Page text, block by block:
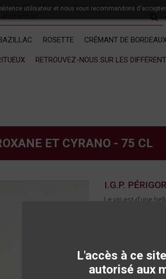
utilisateur et nous vous recommandons
ROSETTE CRÉMANT DE
RETROUVEZ-NOUS SUR LES
L'accès à ce
autorisé aux
ET CYRANO - 75 CL
I.G.P.
Le vin est d'une
Le nez présente
On y retrouve des
La bouche est
rouges.
Disponible